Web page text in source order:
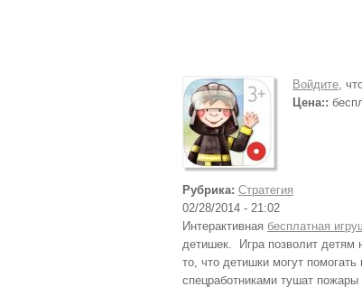
Войдите,
Цена::
Рубрика: Стратегия
02/28/2014 - 21:02
Интерактивная бесплатная
детишек. Игра позволит детям
то, что детишки могут
спецработниками тушат пожары